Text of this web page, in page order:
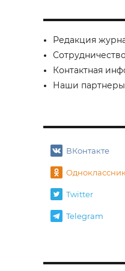
Редакция
Контактная
Наши партнеры
ВКонтакте
Twitter
Telegram